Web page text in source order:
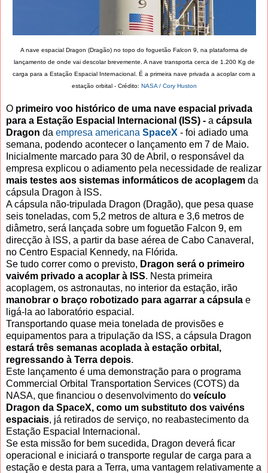
A nave espacial Dragon (Dragão) no topo do foguetão Falcon 9, na plataforma de
lançamento de onde vai descolar brevemente. A nave transporta cerca de 1.200 Kg de
carga para a Estação Espacial Internacional. É a primeira nave privada a acoplar com a
estação orbital - Crédito: NASA / Cory Huston
O primeiro voo histórico de uma nave espacial privada
para a Estação Espacial Internacional (ISS) - a cápsula
Dragon da empresa americana SpaceX - foi adiado uma
semana, podendo acontecer o lançamento em 7 de Maio.
Inicialmente marcado para 30 de Abril, o responsável da
empresa explicou o adiamento pela necessidade de realizar
mais testes aos sistemas informáticos de acoplagem da
cápsula Dragon à ISS.
A cápsula não-tripulada Dragon (Dragão), que pesa quase
seis toneladas, com 5,2 metros de altura e 3,6 metros de
diâmetro, será lançada sobre um foguetão Falcon 9, em
direcção à ISS, a partir da base aérea de Cabo Canaveral,
no Centro Espacial Kennedy, na Flórida.
Se tudo correr como o previsto, Dragon será o primeiro
vaivém privado a acoplar à ISS. Nesta primeira
acoplagem, os astronautas, no interior da estação, irão
manobrar o braço robotizado para agarrar a cápsula e
ligá-la ao laboratório espacial.
Transportando quase meia tonelada de provisões e
equipamentos para a tripulação da ISS, a cápsula Dragon
estará três semanas acoplada à estação orbital,
regressando à Terra depois.
Este lançamento é uma demonstração para o programa
Commercial Orbital Transportation Services (COTS) da
NASA, que financiou o desenvolvimento do veículo
Dragon da SpaceX, como um substituto dos vaivéns
espaciais, já retirados de serviço, no reabastecimento da
Estação Espacial Internacional.
Se esta missão for bem sucedida, Dragon deverá ficar
operacional e iniciará o transporte regular de carga para a
estação e desta para a Terra, uma vantagem relativamente a